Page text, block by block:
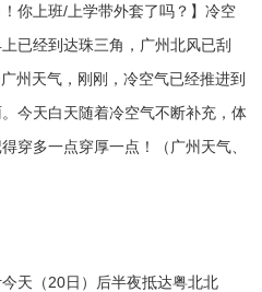
上班/上学带外套了吗？】冷空
已经到达珠三角，广州北风已刮
州天气，刚刚，冷空气已经推进到
今天白天随着冷空气不断补充，体
穿多一点穿厚一点！（广州天气、
（20日）后半夜抵达粤北北